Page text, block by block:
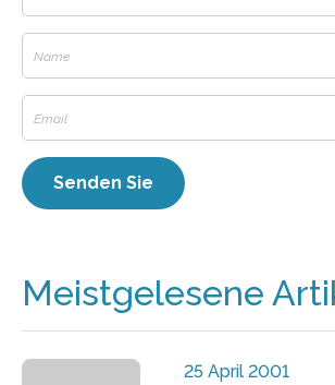
Meistgelesene
25 April 2001